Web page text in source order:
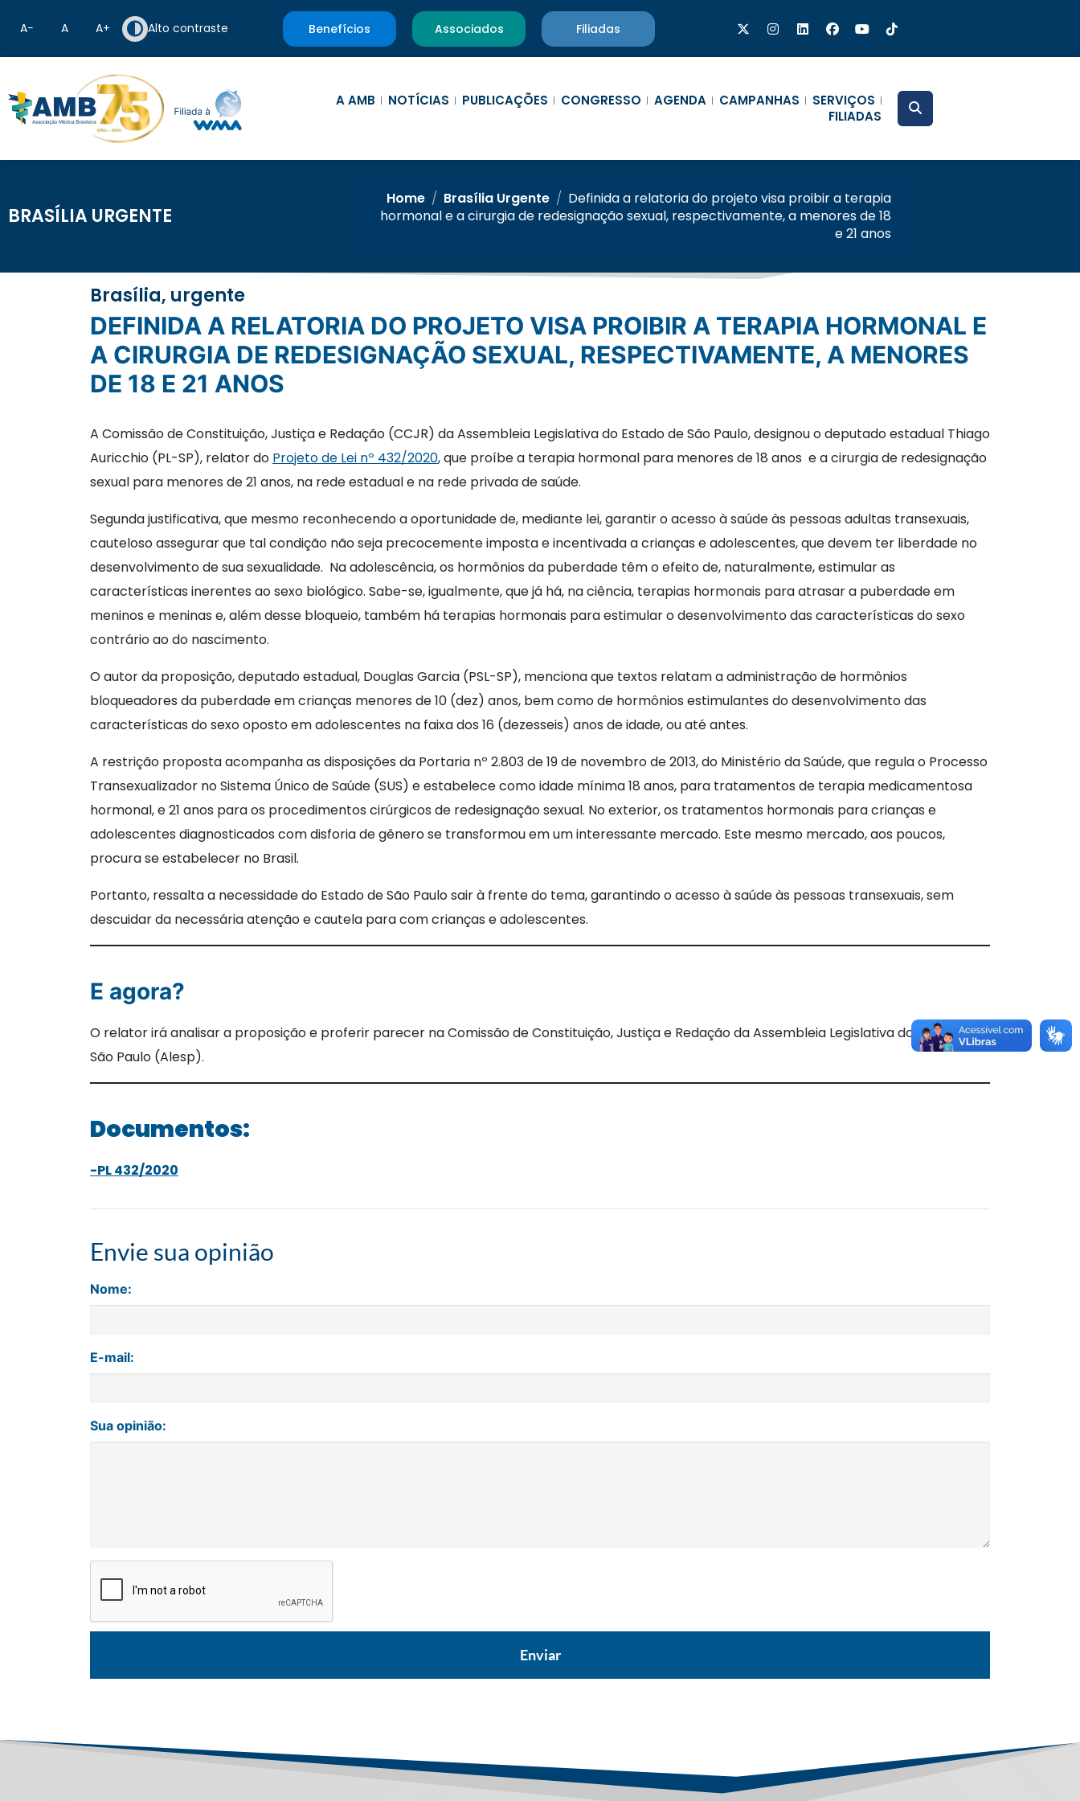
A− A A+ Alto contraste Benefícios Associados Filiadas
A AMB NOTÍCIAS PUBLICAÇÕES CONGRESSO AGENDA CAMPANHAS
SERVIÇOS
FILIADAS
BRASÍLIA URGENTE
Home / Brasília Urgente / Definida a relatoria do projeto visa proibir a terapia
hormonal e a cirurgia de redesignação sexual, respectivamente, a menores de 18
e 21 anos
Brasília, urgente
DEFINIDA A RELATORIA DO PROJETO VISA PROIBIR A TERAPIA HORMONAL E
A CIRURGIA DE REDESIGNAÇÃO SEXUAL, RESPECTIVAMENTE, A MENORES
DE 18 E 21 ANOS
A Comissão de Constituição, Justiça e Redação (CCJR) da Assembleia Legislativa do Estado de São Paulo, designou o deputado estadual Thiago
Auricchio (PL-SP), relator do Projeto de Lei nº 432/2020, que proíbe a terapia hormonal para menores de 18 anos e a cirurgia de redesignação
sexual para menores de 21 anos, na rede estadual e na rede privada de saúde.
Segunda justificativa, que mesmo reconhecendo a oportunidade de, mediante lei, garantir o acesso à saúde às pessoas adultas transexuais,
cauteloso assegurar que tal condição não seja precocemente imposta e incentivada a crianças e adolescentes, que devem ter liberdade no
desenvolvimento de sua sexualidade. Na adolescência, os hormônios da puberdade têm o efeito de, naturalmente, estimular as
características inerentes ao sexo biológico. Sabe-se, igualmente, que já há, na ciência, terapias hormonais para atrasar a puberdade em
meninos e meninas e, além desse bloqueio, também há terapias hormonais para estimular o desenvolvimento das características do sexo
contrário ao do nascimento.
O autor da proposição, deputado estadual, Douglas Garcia (PSL-SP), menciona que textos relatam a administração de hormônios
bloqueadores da puberdade em crianças menores de 10 (dez) anos, bem como de hormônios estimulantes do desenvolvimento das
características do sexo oposto em adolescentes na faixa dos 16 (dezesseis) anos de idade, ou até antes.
A restrição proposta acompanha as disposições da Portaria nº 2.803 de 19 de novembro de 2013, do Ministério da Saúde, que regula o Processo
Transexualizador no Sistema Único de Saúde (SUS) e estabelece como idade mínima 18 anos, para tratamentos de terapia medicamentosa
hormonal, e 21 anos para os procedimentos cirúrgicos de redesignação sexual. No exterior, os tratamentos hormonais para crianças e
adolescentes diagnosticados com disforia de gênero se transformou em um interessante mercado. Este mesmo mercado, aos poucos,
procura se estabelecer no Brasil.
Portanto, ressalta a necessidade do Estado de São Paulo sair à frente do tema, garantindo o acesso à saúde às pessoas transexuais, sem
descuidar da necessária atenção e cautela para com crianças e adolescentes.
E agora?
O relator irá analisar a proposição e proferir parecer na Comissão de Constituição, Justiça e Redação da Assembleia Legislativa do Estado de
São Paulo (Alesp).
Documentos:
-PL 432/2020
Envie sua opinião
Nome:
E-mail:
Sua opinião: